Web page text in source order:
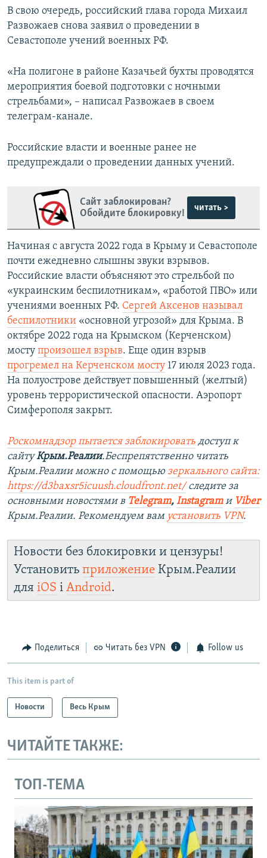
В свою очередь, российский глава города Михаил
Развожаев снова заявил о проведении в
Севастополе учений военных РФ.
«На полигоне в районе Казачьей бухты проводятся
мероприятия боевой подготовки с ночными
стрельбами», – написал Развожаев в своем
телеграм-канале.
Российские власти и военные ранее не
предупреждали о проведении данных учений.
Сайт заблокирован?
Обойдите блокировку!
читать >
Начиная с августа 2022 года в Крыму и Севастополе
почти ежедневно слышны звуки взрывов.
Российские власти объясняют это стрельбой по
«украинским беспилотникам», «работой ПВО» или
учениями военных РФ. Сергей Аксенов называл
беспилотники «основной угрозой» для Крыма. В
октябре 2022 года на Крымском (Керченском)
мосту произошел взрыв. Еще один взрыв
прогремел на Керченском мосту 17 июля 2023 года.
На полуострове действует повышенный (желтый)
уровень террористической опасности. Аэропорт
Симферополя закрыт.
Роскомнадзор пытается заблокировать доступ к
сайтуКрым.Реалии.Беспрепятственно читать
Крым.Реалии можно с помощью зеркального сайта:
https://d3baxsr5icuush.cloudfront.net/следите за
основными новостями в Telegram, Instagramи Viber
Крым.Реалии. Рекомендуем вам установить VPN.
Новости без блокировки и цензуры!
Установить приложение Крым.Реалии
для iOS і Android.
Поделиться Читать без VPN Follow us
This item is part of
Новости Весь Крым
ЧИТАЙТЕ ТАКЖЕ:
ТОП-ТЕМА